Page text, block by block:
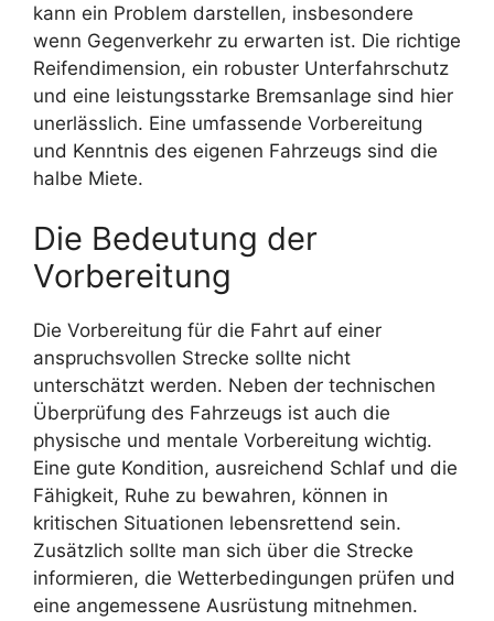
kann ein Problem darstellen, insbesondere
wenn Gegenverkehr zu erwarten ist. Die richtige
Reifendimension, ein robuster Unterfahrschutz
und eine leistungsstarke Bremsanlage sind hier
unerlässlich. Eine umfassende Vorbereitung
und Kenntnis des eigenen Fahrzeugs sind die
halbe Miete.
Die Bedeutung der
Vorbereitung
Die Vorbereitung für die Fahrt auf einer
anspruchsvollen Strecke sollte nicht
unterschätzt werden. Neben der technischen
Überprüfung des Fahrzeugs ist auch die
physische und mentale Vorbereitung wichtig.
Eine gute Kondition, ausreichend Schlaf und die
Fähigkeit, Ruhe zu bewahren, können in
kritischen Situationen lebensrettend sein.
Zusätzlich sollte man sich über die Strecke
informieren, die Wetterbedingungen prüfen und
eine angemessene Ausrüstung mitnehmen.